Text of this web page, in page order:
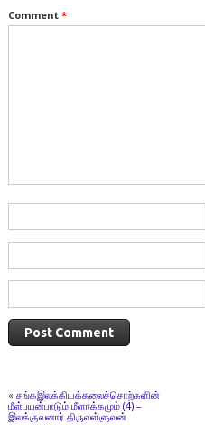
Comment *
« சங்கஇலக்கியக்கலைச்சொற்களின்
மீள்பயன்பாடும் மீளாக்கமும் (4) –
இலக்குவனார் திருவள்ளுவன்